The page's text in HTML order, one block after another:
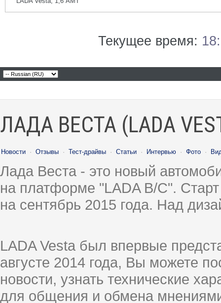
Текущее время:
ЛАДА ВЕСТА (LADA
Новости · Отзывы · Тест-драйвы · Статьи · Интервью · Фото ·
Лада Веста - это новый
на платформе "LADA B/C".
на сентябрь 2015 года. Над
LADA Vesta был впервые
августе 2014 года, Вы можете
новости, узнать технические
для общения и обмена